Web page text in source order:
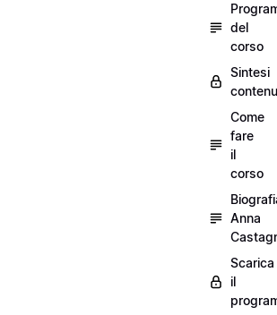
del
corso
Sintesi
Come
fare
il
corso
Anna
Scarica
il